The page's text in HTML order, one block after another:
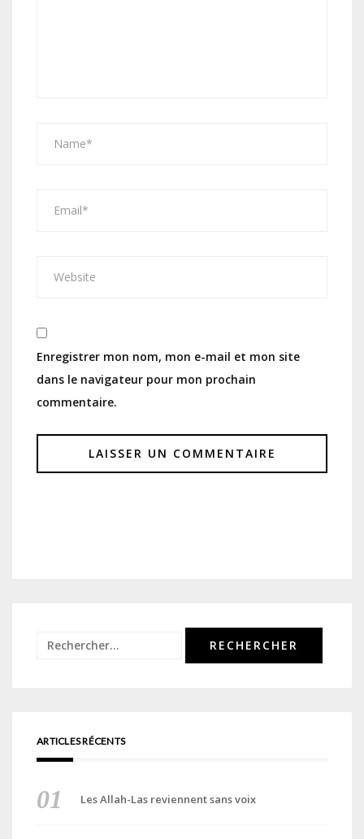
Enregistrer mon nom, mon e-mail et mon site
dans le navigateur pour mon prochain
commentaire.
Rechercher :
ARTICLES RÉCENTS
Les Allah-Las reviennent sans voix